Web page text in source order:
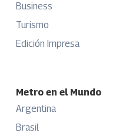
Business
Turismo
Edición Impresa
Metro en el Mundo
Argentina
Brasil